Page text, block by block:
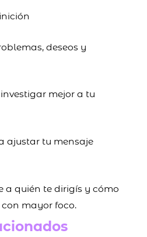
deseos y
mejor a tu
ajustar tu mensaje
a quién te dirigís y cómo
mayor foco.